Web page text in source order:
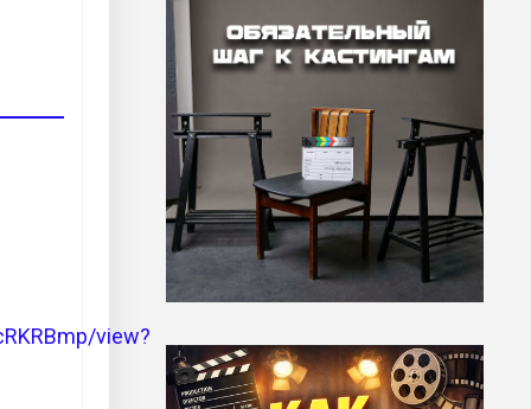
view?